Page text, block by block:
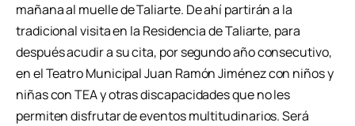
mañana al muelle de Taliarte. De ahí partirán a la
tradicional visita en la Residencia de Taliarte, para
después acudir a su cita, por segundo año consecutivo,
en el Teatro Municipal Juan Ramón Jiménez con niños y
niñas con TEA y otras discapacidades que no les
permiten disfrutar de eventos multitudinarios. Será